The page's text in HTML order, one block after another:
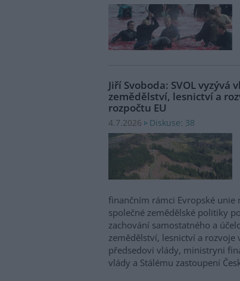
Jiří Svoboda: SVOL
zemědělství, lesnictví a
rozpočtu EU
4.7.2026 Diskuse: 38
finančním rámci Evropské
společné zemědělské politiky
zachování samostatného a
zemědělství, lesnictví a
předsedovi vlády, ministryni
vlády a Stálému zastoupení